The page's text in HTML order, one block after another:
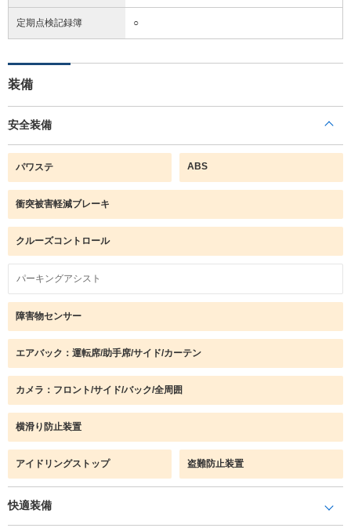
定期点検記録簿 ○
装備
安全装備
パワステ ABS
衝突被害軽減ブレーキ
クルーズコントロール
パーキングアシスト
障害物センサー
エアバック：運転席/助手席/サイド/カーテン
カメラ：フロント/サイド/バック/全周囲
横滑り防止装置
アイドリングストップ 盗難防止装置
快適装備